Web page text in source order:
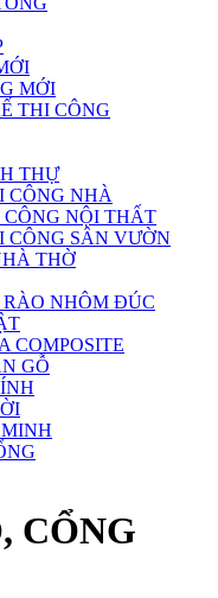
MỚI
THI CÔNG
THỰ
CÔNG NHÀ
NỘI THẤT
CÔNG SÂN VƯỜN
THỜ
NHÔM ĐÚC
COMPOSITE
GỖ
CỔNG